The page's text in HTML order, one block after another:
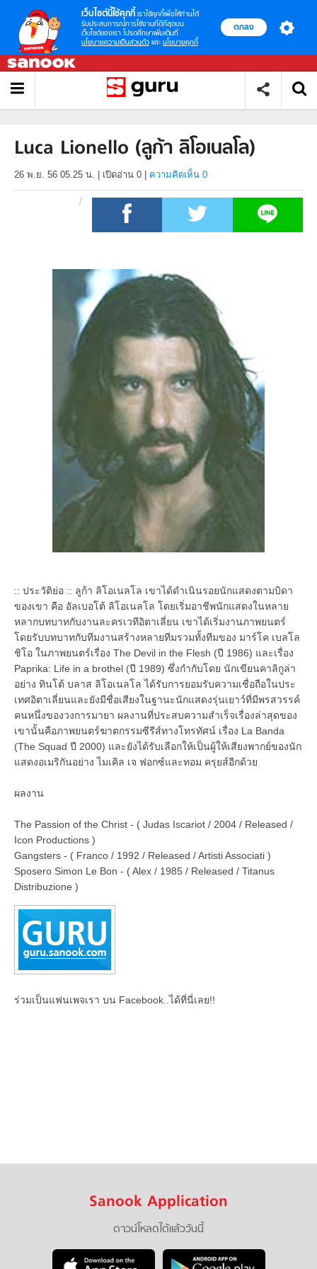
เว็บไซต์นี้ใช้คุกกี้ เราใช้คุกกี้เพื่อให้ท่านได้
รับประสบการณ์การใช้งานที่ดีที่สุดบน
เว็บไซต์ของเรา โปรดศึกษาเพิ่มเติมที่
นโยบายความเป็นส่วนตัว และ นโยบายคุกกี้
ตกลง
Luca Lionello (ลูก้า ลิโอเนลโล)
26 พ.ย. 56 05.25 น. เปิดอ่าน 0 ความคิดเห็น 0
:: ประวัติย่อ :: ลูก้า ลิโอเนลโล เขาได้ดำเนินรอยนักแสดงตามบิดา
ของเขา คือ อัลเบอโต้ ลิโอเนลโล โดยเริ่มอาชีพนักแสดงในหลาย
หลากบทบาทกับงานละครเวทีอิตาเลี่ยน เขาได้เริ่มงานภาพยนตร์
โดยรับบทบาทกับทีมงานสร้างหลายทีมรวมทั้งทีมของ มาร์โค เบลโล
ชิโอ ในภาพยนตร์เรื่อง The Devil in the Flesh (ปี 1986) และเรื่อง
Paprika: Life in a brothel (ปี 1989) ซึ่งกำกับโดย นักเขียนคาลิกูล่า
อย่าง ทินโต้ บลาส ลิโอเนลโล ได้รับการยอมรับความเชื่อถือในประ
เทศอิตาเลี่ยนและยังมีชื่อเสียงในฐานะนักแสดงรุ่นเยาว์ที่มีพรสวรรค์
คนหนึ่งของวงการมายา ผลงานที่ประสบความสำเร็จเรื่องล่าสุดของ
เขานั้นคือภาพยนตร์ฆาตกรรมซีรีส์ทางโทรทัศน์ เรื่อง La Banda
(The Squad ปี 2000) และยังได้รับเลือกให้เป็นผู้ให้เสียงพากย์ของนัก
แสดงอเมริกันอย่าง ไมเคิล เจ ฟอกซ์และทอม ครุยส์อีกด้วย
ผลงาน
The Passion of the Christ - ( Judas Iscariot / 2004 / Released /
Icon Productions )
Gangsters - ( Franco / 1992 / Released / Artisti Associati )
Sposero Simon Le Bon - ( Alex / 1985 / Released / Titanus
Distribuzione )
ร่วมเป็นแฟนเพจเรา บน Facebook..ได้ที่นี่เลย!!
Sanook Application
ดาวน์โหลดได้แล้ววันนี้